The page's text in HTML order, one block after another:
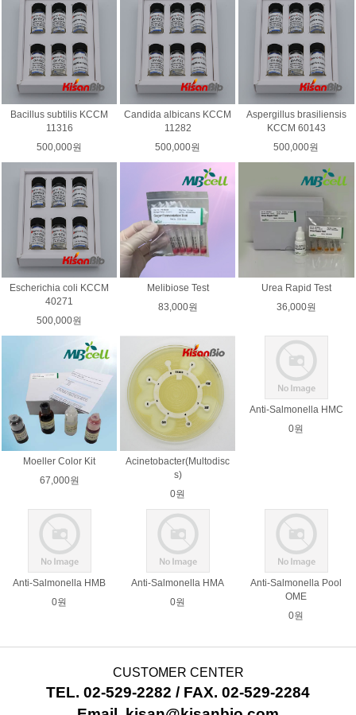
Bacillus subtilis KCCM
11316
500,000원
Candida albicans KCCM
11282
500,000원
Aspergillus brasiliensis
KCCM 60143
500,000원
Escherichia coli KCCM
40271
500,000원
Melibiose Test
83,000원
Urea Rapid Test
36,000원
Moeller Color Kit
67,000원
Acinetobacter(Multodisc
s)
0원
Anti-Salmonella HMC
0원
Anti-Salmonella HMB
0원
Anti-Salmonella HMA
0원
Anti-Salmonella Pool
OME
0원
CUSTOMER CENTER
TEL. 02-529-2282 / FAX. 02-529-2284